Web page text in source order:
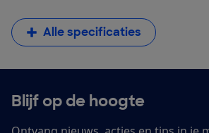
Alle specificaties
Blijf op de hoogte